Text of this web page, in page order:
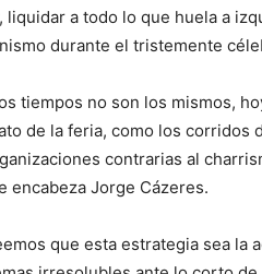
liquidar a todo lo que huela a
durante el tristemente
tiempos no son los mismos,
de la feria, como los corridos
contrarias al
encabeza Jorge Cázeres.
que esta estrategia sea la